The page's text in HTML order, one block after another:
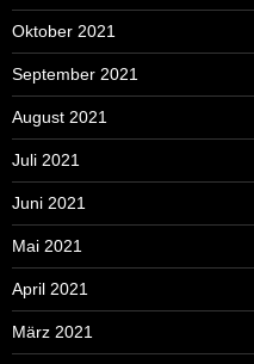
Oktober 2021
September 2021
August 2021
Juli 2021
Juni 2021
Mai 2021
April 2021
März 2021